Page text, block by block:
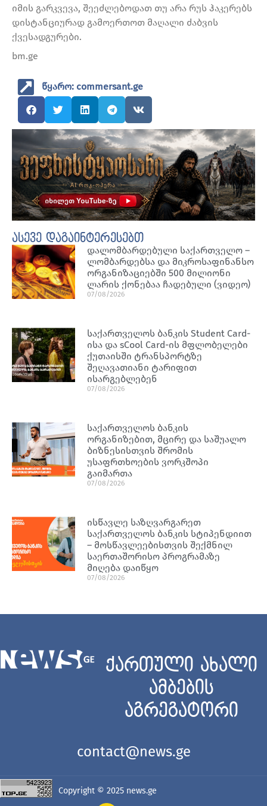
იმის გარკვევა, შეეძლებოდათ თუ არა რუს ჰაკერებს
დისტანციურად გამოერთოთ მაღალი ძაბვის
ქვესადგურები.
bm.ge
წყარო: commersant.ge
ასევე დაგაინტერესებთ
დალომბარდებული საქართველო –
ლომბარდებსა და მიკროსაფინანსო
ორგანიზაციებში 500 მილიონი
ლარის ქონებაა ჩადებული (ვიდეო)
07/08/2026
საქართველოს ბანკის Student Card-
ისა და sCool Card-ის მფლობელები
ქუთაისში ტრანსპორტზე
შეღავათიანი ტარიფით
ისარგებლებენ
07/08/2026
საქართველოს ბანკის
ორგანიზებით, მცირე და საშუალო
ბიზნესისთვის შრომის
უსაფრთხოების ვორკშოპი
გაიმართა
07/08/2026
ისწავლე საზღვარგარეთ
საქართველოს ბანკის სტიპენდიით
– მოსწავლეებისთვის შექმნილ
საერთაშორისო პროგრამაზე
მიღება დაიწყო
07/08/2026
ქართული ახალი
ამბების
აგრეგატორი
contact@news.ge
Copyright © 2025 news.ge